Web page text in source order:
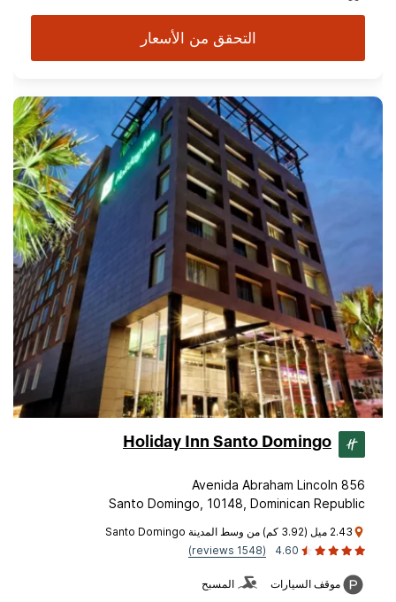
التحقق من الأسعار
Holiday Inn Santo Domingo
Avenida Abraham Lincoln 856
Santo Domingo, 10148, Dominican Republic
2.43 ميل (3.92 كم) من وسط المدينة Santo Domingo
4.60
(1548 reviews)
موقف السيارات المسبح